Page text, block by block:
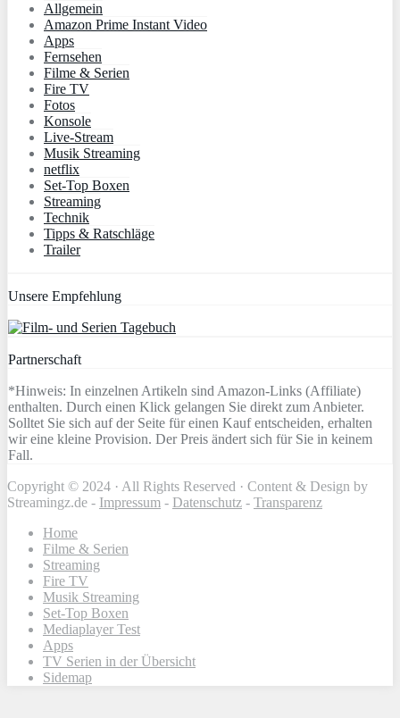
Allgemein
Amazon Prime Instant Video
Apps
Fernsehen
Filme & Serien
Fire TV
Fotos
Konsole
Live-Stream
Musik Streaming
netflix
Set-Top Boxen
Streaming
Technik
Tipps & Ratschläge
Trailer
Unsere Empfehlung
Partnerschaft
*Hinweis: In einzelnen Artikeln sind Amazon-Links (Affiliate)
enthalten. Durch einen Klick gelangen Sie direkt zum Anbieter.
Solltet Sie sich auf der Seite für einen Kauf entscheiden, erhalten
wir eine kleine Provision. Der Preis ändert sich für Sie in keinem
Fall.
Copyright © 2024 · All Rights Reserved · Content & Design by
Streamingz.de - Impressum - Datenschutz - Transparenz
Home
Filme & Serien
Streaming
Fire TV
Musik Streaming
Set-Top Boxen
Mediaplayer Test
Apps
TV Serien in der Übersicht
Sidemap